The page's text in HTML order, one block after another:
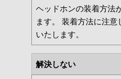
ヘッドホンの装着方法
ます。 装着方法に注
いたします。
解決しない